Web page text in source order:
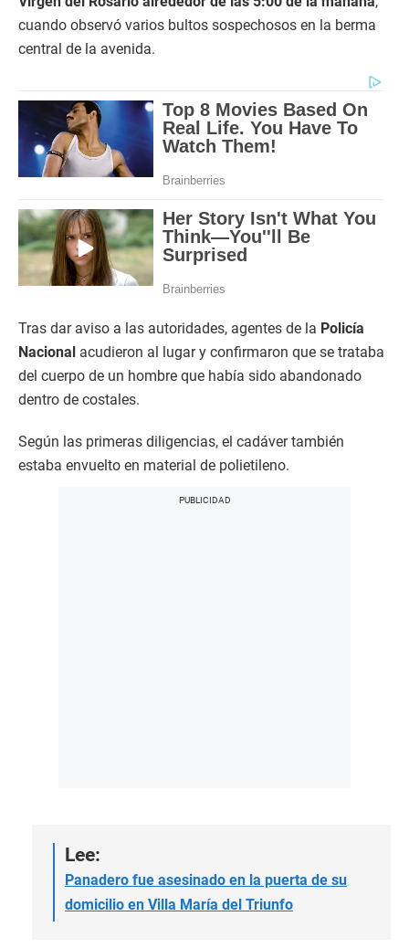
cuando observó varios bultos sospechosos en la berma
central de la avenida.
Tras dar aviso a las autoridades, agentes de la Policía
Nacional acudieron al lugar y confirmaron que se trataba
del cuerpo de un hombre que había sido abandonado
dentro de costales.
Según las primeras diligencias, el cadáver también
estaba envuelto en material de polietileno.
Lee:
Panadero fue asesinado en la puerta de su
domicilio en Villa María del Triunfo